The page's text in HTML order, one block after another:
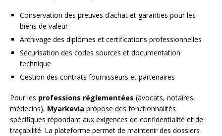
Conservation des preuves d’achat et garanties pour les
biens de valeur
Archivage des diplômes et certifications professionnelles
Sécurisation des codes sources et documentation
technique
Gestion des contrats fournisseurs et partenaires
Pour les professions réglementées (avocats, notaires,
médecins), Myarkevia propose des fonctionnalités
spécifiques répondant aux exigences de confidentialité et de
traçabilité. La plateforme permet de maintenir des dossiers